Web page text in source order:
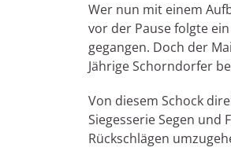
Wer nun mit einem
vor der Pause folgte
gegangen. Doch der
Jährige Schorndorfer
Von diesem Schock
Siegesserie Segen
Rückschlägen